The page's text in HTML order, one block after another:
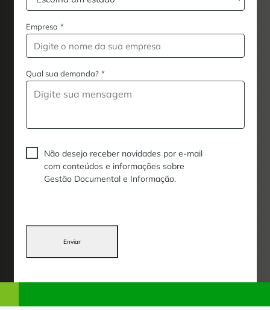
Empresa *
Qual sua demanda? *
Não desejo receber novidades por e-mail
com conteúdos e informações sobre
Gestão Documental e Informação.
Enviar